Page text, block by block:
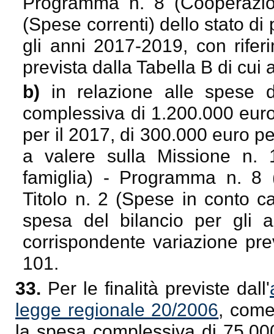
(Spese correnti) dello stato
gli anni 2017-2019, con
prevista dalla Tabella B di cui
b) in relazione alle spese
complessiva di 1.200.000
per il 2017, di 300.000 euro
a valere sulla Missione n.
famiglia) - Programma n. 8
Titolo n. 2 (Spese in conto
spesa del bilancio per gli
corrispondente variazione
101.
33. Per le finalità previste dall'
legge regionale 20/2006,